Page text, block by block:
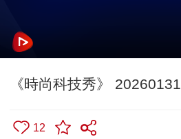
《時尚科技秀》 20260131
12